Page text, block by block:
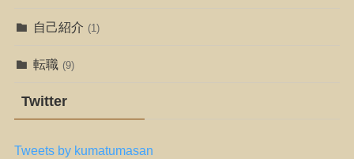
自己紹介 (1)
転職 (9)
Twitter
Tweets by kumatumasan